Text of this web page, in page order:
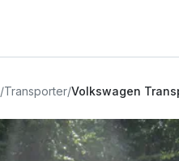
/Transporter/Volkswagen